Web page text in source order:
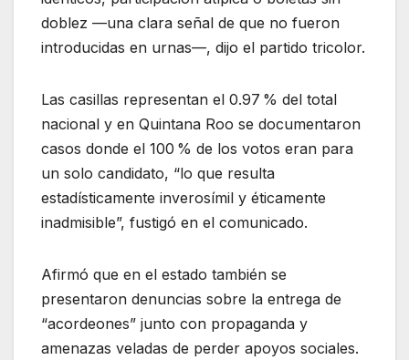
doblez —una clara señal de que no fueron
introducidas en urnas—, dijo el partido tricolor.
Las casillas representan el 0.97 % del total
nacional y en Quintana Roo se documentaron
casos donde el 100 % de los votos eran para
un solo candidato, “lo que resulta
estadísticamente inverosímil y éticamente
inadmisible”, fustigó en el comunicado.
Afirmó que en el estado también se
presentaron denuncias sobre la entrega de
“acordeones” junto con propaganda y
amenazas veladas de perder apoyos sociales.